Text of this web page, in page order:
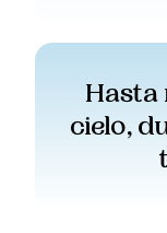
Hasta
cielo,